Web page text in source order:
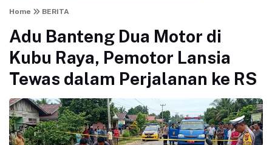
Home BERITA
Adu Banteng Dua Motor di
Kubu Raya, Pemotor Lansia
Tewas dalam Perjalanan ke RS